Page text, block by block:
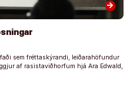
arrow_forward
sem fréttaskýrandi, leiðarahöfundur
af rasistaviðhorfum hjá Ara Edwald,